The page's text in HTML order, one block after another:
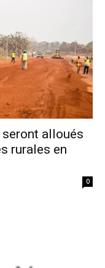
alloués
rurales en
0